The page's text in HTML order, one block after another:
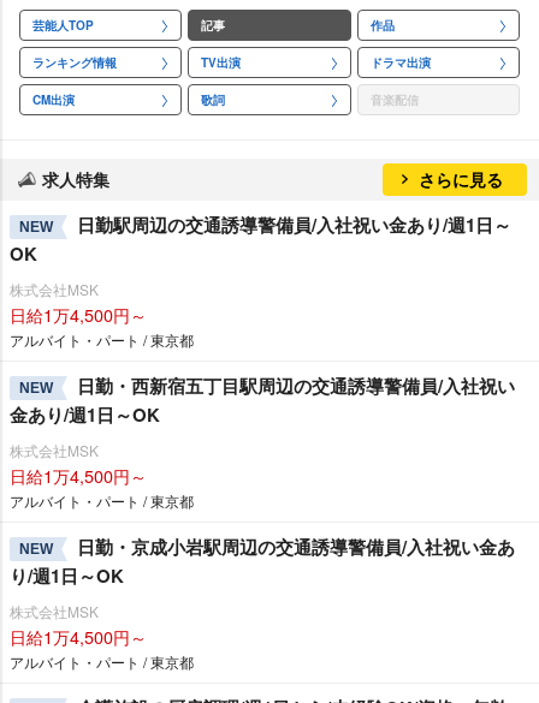
芸能人TOP 記事 作品
ランキング情報 TV出演 ドラマ出演
CM出演 歌詞 音楽配信
求人特集 さらに見る
NEW
日勤駅周辺の交通誘導警備員/入社祝い金あり/週1日～
OK
株式会社MSK
日給1万4,500円～
アルバイト・パート / 東京都
NEW
日勤・西新宿五丁目駅周辺の交通誘導警備員/入社祝い
金あり/週1日～OK
株式会社MSK
日給1万4,500円～
アルバイト・パート / 東京都
NEW
日勤・京成小岩駅周辺の交通誘導警備員/入社祝い金あ
り/週1日～OK
株式会社MSK
日給1万4,500円～
アルバイト・パート / 東京都